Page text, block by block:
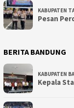
KABUPATEN
Pesan
BERITA BANDUNG
KABUPATEN
Kepala